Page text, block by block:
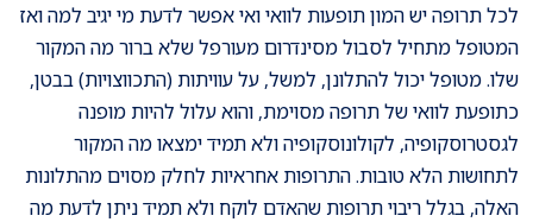
לכל תרופה יש המון תופעות לוואי ואי אפשר לדעת מי יגיב למה ואז
המטופל מתחיל לסבול מסינדרום מעורפל שלא ברור מה המקור
שלו. מטופל יכול להתלונן, למשל, על עוויתות (התכווצויות) בבטן,
כתופעת לוואי של תרופה מסוימת, והוא עלול להיות מופנה
לגסטרוסקופיה, לקולונוסקופיה ולא תמיד ימצאו מה המקור
לתחושות הלא טובות. התרופות אחראיות לחלק מסוים מהתלונות
האלה, בגלל ריבוי תרופות שהאדם לוקח ולא תמיד ניתן לדעת מה